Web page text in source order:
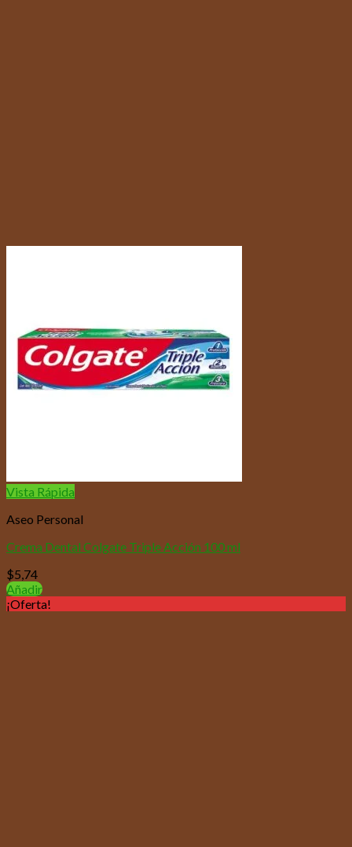
Vista Rápida
Aseo Personal
Crema Dental Colgate Triple Acción 100 ml
$5,74
Añadir
¡Oferta!